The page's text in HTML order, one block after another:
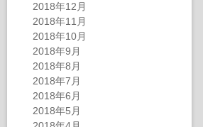
2018年12月
2018年11月
2018年10月
2018年9月
2018年8月
2018年7月
2018年6月
2018年5月